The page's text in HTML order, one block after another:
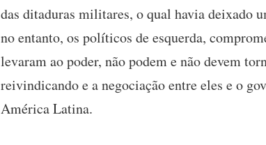
das ditaduras militares, o qual havia deixado
no entanto, os políticos de esquerda,
levaram ao poder, não podem e não devem
reivindicando e a negociação entre eles e o
América Latina.